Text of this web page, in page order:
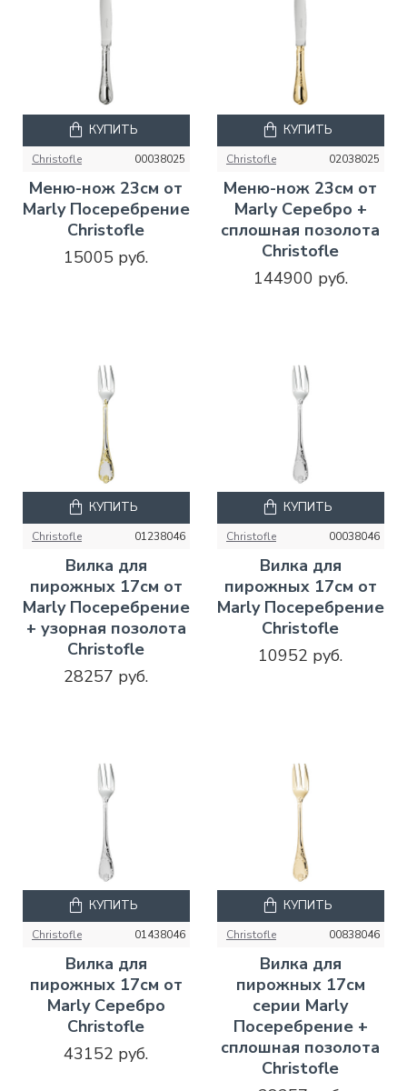
Christofle 00038025
Меню-нож 23см от
Marly Посеребрение
Christofle
15005 руб.
КУПИТЬ
Christofle 02038025
Mеню-нож 23см от
Marly Серебро +
сплошная позолота
Christofle
144900 руб.
КУПИТЬ
Christofle 01238046
Вилка для
пирожных 17см от
Marly Посеребрение
+ узорная позолота
Christofle
28257 руб.
КУПИТЬ
Christofle 00038046
Вилка для
пирожных 17см от
Marly Посеребрение
Christofle
10952 руб.
КУПИТЬ
Christofle 01438046
Вилка для
пирожных 17см от
Marly Серебро
Christofle
43152 руб.
КУПИТЬ
Christofle 00838046
Вилка для
пирожных 17см
серии Marly
Посеребрение +
сплошная позолота
Christofle
КУПИТЬ